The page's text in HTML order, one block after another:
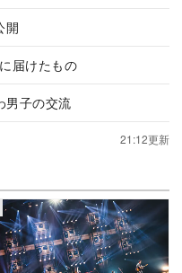
開
届けたもの
男子の交流
21:12更新